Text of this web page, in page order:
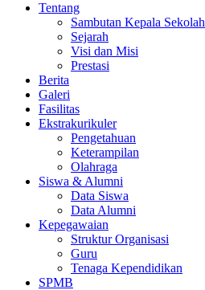
Tentang
Sambutan Kepala Sekolah
Sejarah
Visi dan Misi
Prestasi
Berita
Galeri
Fasilitas
Ekstrakurikuler
Pengetahuan
Keterampilan
Olahraga
Siswa & Alumni
Data Siswa
Data Alumni
Kepegawaian
Struktur Organisasi
Guru
Tenaga Kependidikan
SPMB